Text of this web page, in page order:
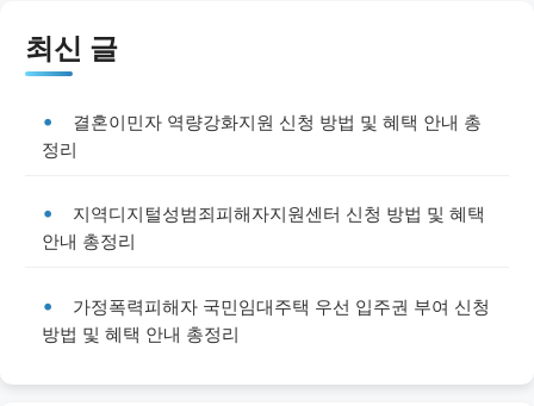
최신 글
결혼이민자 역량강화지원 신청 방법 및 혜택 안내 총
정리
지역디지털성범죄피해자지원센터 신청 방법 및 혜택
안내 총정리
가정폭력피해자 국민임대주택 우선 입주권 부여 신청
방법 및 혜택 안내 총정리